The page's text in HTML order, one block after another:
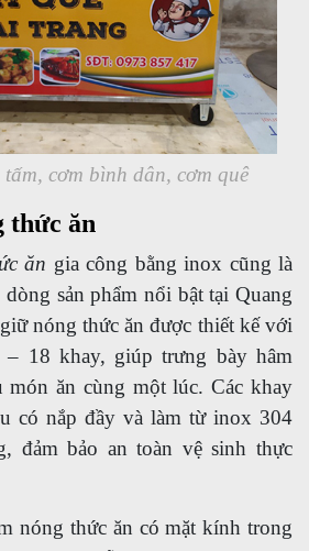
cơm bình dân, cơm quê
thức ăn
ăn gia công bằng inox cũng là
sản phẩm nổi bật tại Quang
nóng thức ăn được thiết kế với
18 khay, giúp trưng bày hâm
món ăn cùng một lúc. Các khay
có nắp đầy và làm từ inox 304
đảm bảo an toàn vệ sinh thực
nóng thức ăn có mặt kính trong